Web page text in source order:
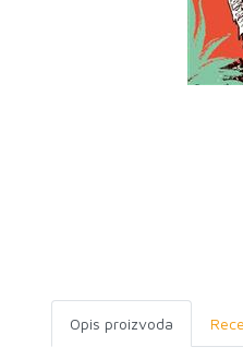
Opis proizvoda